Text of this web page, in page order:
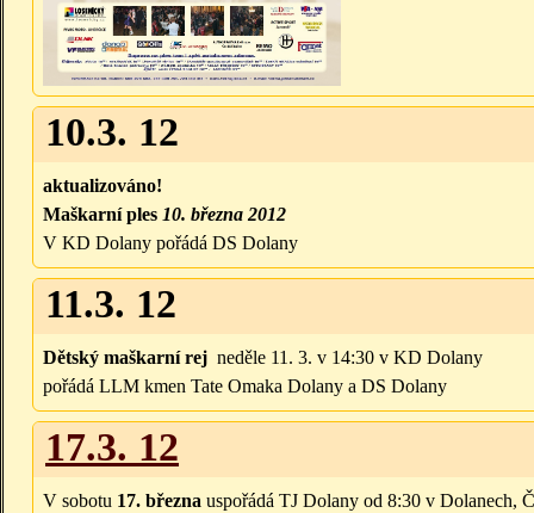
10.3. 12
aktualizováno!
Maškarní ples 10. března 2012
V KD Dolany pořádá DS Dolany
11.3. 12
Dětský maškarní rej neděle 11. 3. v 14:30 v KD Dolany
pořádá LLM kmen Tate Omaka Dolany a DS Dolany
17.3. 12
V sobotu 17. března uspořádá TJ Dolany od 8:30 v Dolanech,